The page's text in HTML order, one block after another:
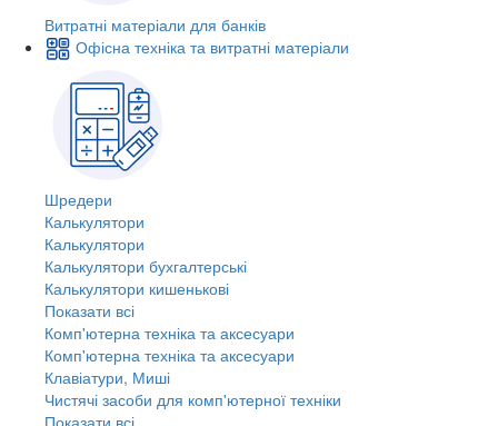
Витратні матеріали для банків
Офісна техніка та витратні матеріали
Шредери
Калькулятори
Калькулятори
Калькулятори бухгалтерські
Калькулятори кишенькові
Показати всі
Комп'ютерна техніка та аксесуари
Комп'ютерна техніка та аксесуари
Клавіатури, Миші
Чистячі засоби для комп'ютерної техніки
Показати всі